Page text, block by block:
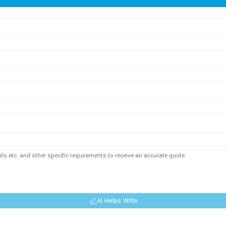
AI Helps Write